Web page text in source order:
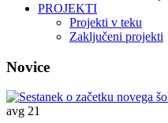
PROJEKTI
Projekti v teku
Zaključeni projekti
Novice
avg 21